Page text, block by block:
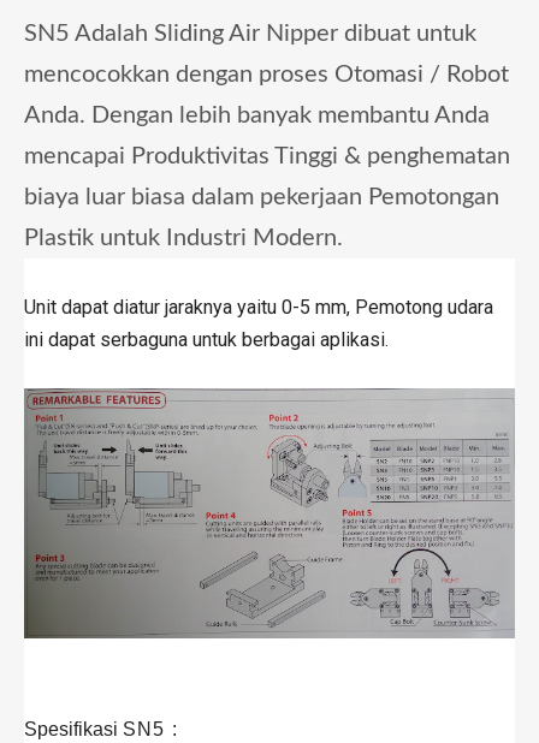
SN5 Adalah Sliding Air Nipper dibuat untuk
mencocokkan dengan proses Otomasi / Robot
Anda. Dengan lebih banyak membantu Anda
mencapai Produktivitas Tinggi & penghematan
biaya luar biasa dalam pekerjaan Pemotongan
Plastik untuk Industri Modern.
Unit dapat diatur jaraknya yaitu 0-5 mm, Pemotong udara
ini dapat serbaguna untuk berbagai aplikasi.
Spesifikasi SN5 :